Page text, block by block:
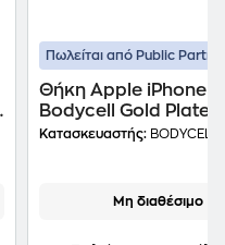
Πωλείται από Public
Θήκη Apple iPhone
Bodycell Gold Plated
Κατασκευαστής: BODYCELL
Μη διαθέσιμο